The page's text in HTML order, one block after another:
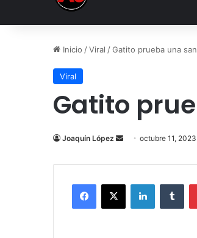
Inicio /Viral /Gatito prueba una
Viral
Gatito
Joaquín López
Send
email
octubre 11, 2023
Facebook
X LinkedIn